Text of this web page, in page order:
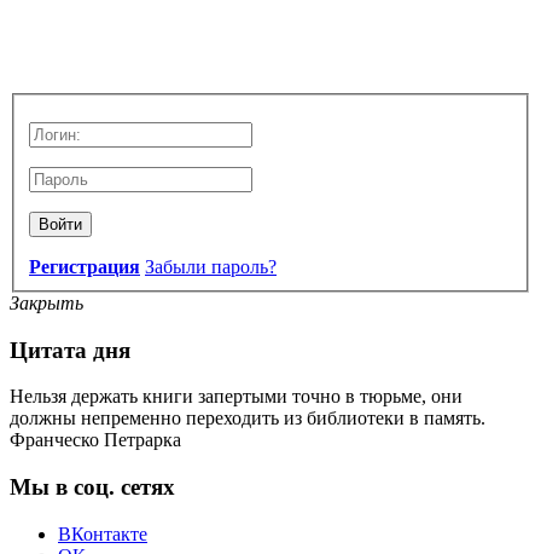
Войти
Регистрация Забыли пароль?
Закрыть
Цитата дня
Нельзя держать книги запертыми точно в тюрьме, они
должны непременно переходить из библиотеки в память.
Франческо Петрарка
Мы в соц. сетях
ВКонтакте